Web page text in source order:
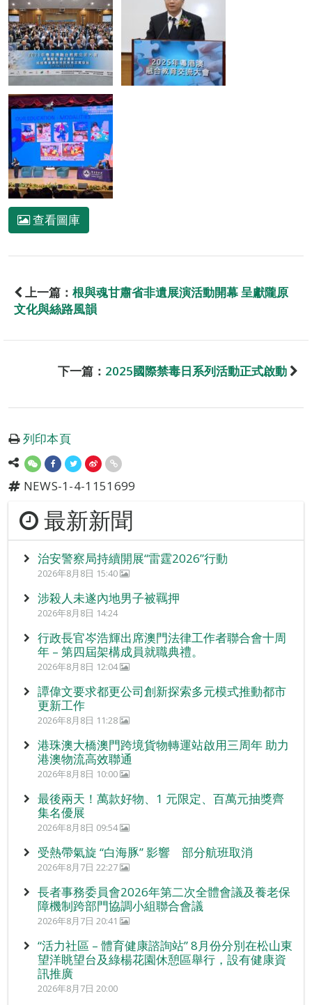
查看圖庫
上一篇： 根與魂甘肅省非遺展演活動開幕 呈獻隴原
文化與絲路風韻
下一篇： 2025國際禁毒日系列活動正式啟動
列印本頁
NEWS-1-4-1151699
最新新聞
治安警察局持續開展“雷霆2026”行動
2026年8月8日 15:40
涉殺人未遂內地男子被羈押
2026年8月8日 14:24
行政長官岑浩輝出席澳門法律工作者聯合會十周
年 – 第四屆架構成員就職典禮。
2026年8月8日 12:04
譚偉文要求都更公司創新探索多元模式推動都市
更新工作
2026年8月8日 11:28
港珠澳大橋澳門跨境貨物轉運站啟用三周年 助力
港澳物流高效聯通
2026年8月8日 10:00
最後兩天！萬款好物、1 元限定、百萬元抽獎齊
集名優展
2026年8月8日 09:54
受熱帶氣旋 “白海豚” 影響 部分航班取消
2026年8月7日 22:27
長者事務委員會2026年第二次全體會議及養老保
障機制跨部門協調小組聯合會議
2026年8月7日 20:41
“活力社區 – 體育健康諮詢站” 8月份分別在松山東
望洋眺望台及綠楊花園休憩區舉行，設有健康資
訊推廣
2026年8月7日 20:00